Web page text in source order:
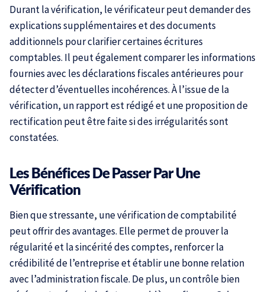
Durant la vérification, le vérificateur peut demander des
explications supplémentaires et des documents
additionnels pour clarifier certaines écritures
comptables. Il peut également comparer les informations
fournies avec les déclarations fiscales antérieures pour
détecter d’éventuelles incohérences. À l’issue de la
vérification, un rapport est rédigé et une proposition de
rectification peut être faite si des irrégularités sont
constatées.
Les Bénéfices De Passer Par Une
Vérification
Bien que stressante, une vérification de comptabilité
peut offrir des avantages. Elle permet de prouver la
régularité et la sincérité des comptes, renforcer la
crédibilité de l’entreprise et établir une bonne relation
avec l’administration fiscale. De plus, un contrôle bien